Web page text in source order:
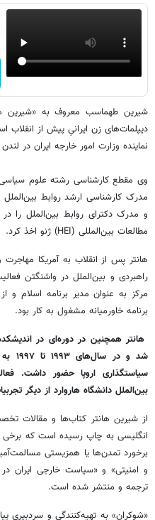
نماینده وزارت امور خارجه ایران در
وی مقطع کارشناسی رشته‌ علوم
مطالعات بین‌المللی (HEI) ژنو اخذ کرد.
برنامه خاورمیانه مشغول به کار بود.
هانتر همچنین در دوره‌ای در
شد
سیاستگذاری اروپا حضور داشت.
بین‌الملل دانشگاه هاروارد از دیگر
از شیرین هانتر کتاب‌ها و مقالات
انگلیسی به چاپ رسیده است که برخی
برخورد تمدن‌ها یا همزیستی
و امنیتی» و «سیاست خارجی ایران
ترجمه و منتشر شده است.
«شوکران» به تهیه‌کنندگی و سردبیری